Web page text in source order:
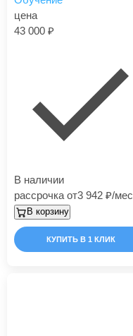
цена
43 000
В наличии
рассрочка от3 942 /мес
В корзину
КУПИТЬ В 1 КЛИК